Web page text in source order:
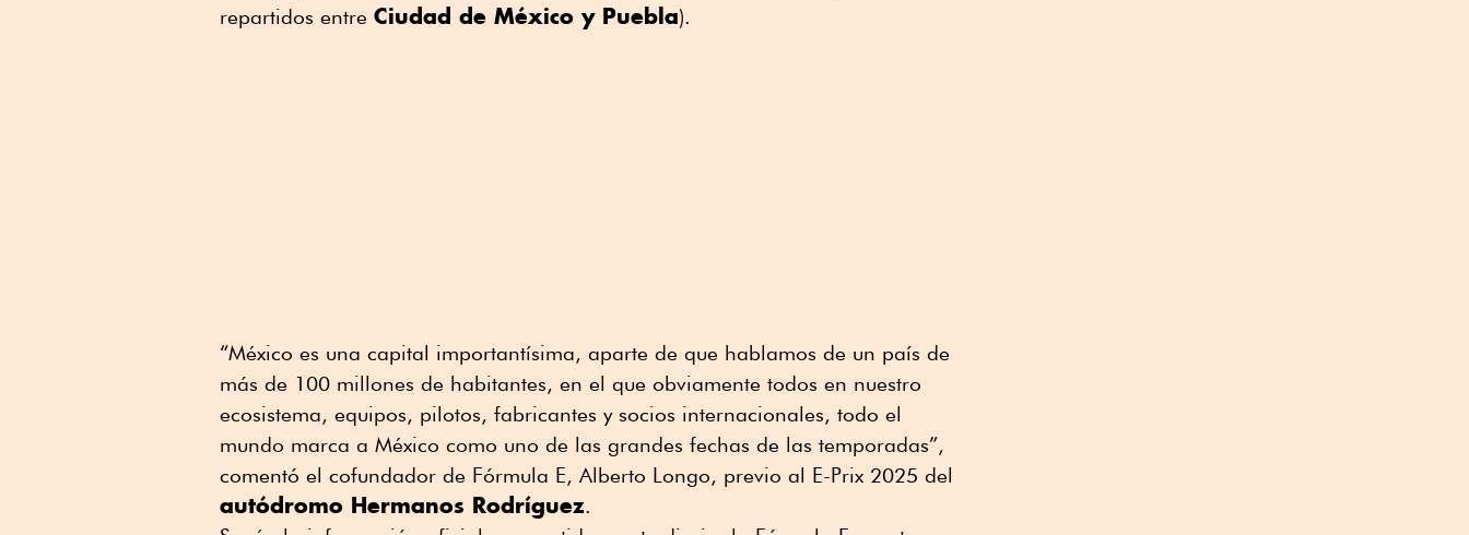
repartidos entre Ciudad de México y Puebla).
“México es una capital importantísima, aparte de que hablamos de un país de
más de 100 millones de habitantes, en el que obviamente todos en nuestro
ecosistema, equipos, pilotos, fabricantes y socios internacionales, todo el
mundo marca a México como uno de las grandes fechas de las temporadas”,
comentó el cofundador de Fórmula E, Alberto Longo, previo al E-Prix 2025 del
autódromo Hermanos Rodríguez.